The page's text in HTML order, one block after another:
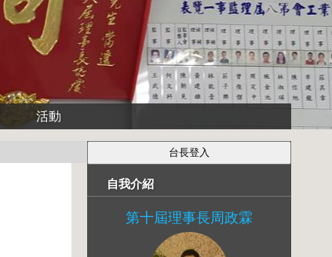
活動
自我介紹
第十屆理事長周政霖